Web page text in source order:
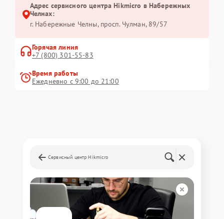
Адрес сервисного центра Hikmicro в Набережных
Челнах:
г. Набережные Челны, просп. Чулман, 89/57
Горячая линия
+7 (800) 301-55-83
Время работы
Ежедневно с 9:00 до 21:00
Сервисный центр Hikmicro